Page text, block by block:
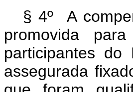
§ 4º A
promovida
participantes
assegurada